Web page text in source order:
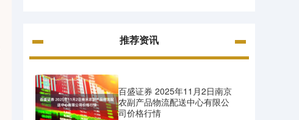
推荐资讯
百盛证券 2025年11月2日南京
农副产品物流配送中心有限公
司价格行情